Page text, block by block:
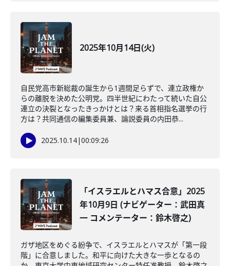
2025年10月14日(火)
自民党高市新総裁の誕生から1週間足らずで、連立政権か
らの離脱を決めた公明党。四半世紀にわたって続いた自公
連立の決裂となったきっかけとは？来る首相指名選挙の行
方は？共同通信の編集委員兼、論説委員の内田恭...
2025.10.14|00:09:26
「イスラエルとハマス合意」2025
年10月9日 (ナビゲーター：武田真
一 コメンテーター：鈴木啓之)
ガザ地区をめぐる紛争で、イスラエルとハマスが「第一段
階」に合意しました。和平に向けた大きな一歩となるの